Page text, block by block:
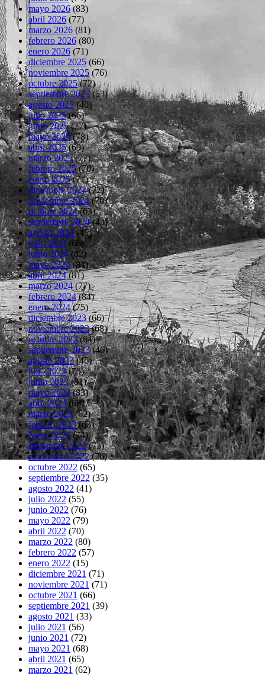
mayo 2026 (83)
abril 2026 (77)
marzo 2026 (81)
febrero 2026 (80)
enero 2026 (71)
diciembre 2025 (66)
noviembre 2025 (76)
octubre 2025(72)
septiembre 2025(53)
agosto 2025(40)
julio 2025(66)
junio 2025(77)
mayo 2025(78)
abril 2025(69)
marzo 2025(77)
febrero 2025(70)
enero 2025(71)
diciembre 2024(72)
noviembre 2024(70)
octubre 2024(63)
septiembre 2024(43)
agosto 2024(45)
julio 2024 (66)
junio 2024 (82)
mayo 2024(84)
abril 2024(81)
marzo 2024(77)
febrero 2024(84)
enero 2024(75)
diciembre 2023(66)
noviembre 2023(68)
octubre 2023(64)
septiembre 2023(46)
agosto 2023(46)
julio 2023(75)
junio 2023(81)
mayo 2023(83)
abril 2023(66)
marzo 2023(62)
febrero 2023(63)
enero 2023(74)
diciembre 2022(73)
noviembre 2022(76)
octubre 2022 (65)
septiembre 2022 (35)
agosto 2022 (41)
julio 2022 (55)
junio 2022 (76)
mayo 2022 (79)
abril 2022 (70)
marzo 2022 (80)
febrero 2022 (57)
enero 2022 (15)
diciembre 2021 (71)
noviembre 2021 (71)
octubre 2021 (66)
septiembre 2021 (39)
agosto 2021 (33)
julio 2021 (56)
junio 2021 (72)
mayo 2021 (68)
abril 2021 (65)
marzo 2021 (62)